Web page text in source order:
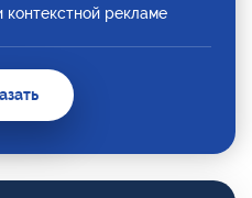
контекстной рекламе